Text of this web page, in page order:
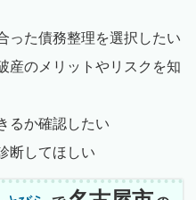
った債務整理を選択したい
産のメリットやリスクを知
るか確認したい
断してほしい